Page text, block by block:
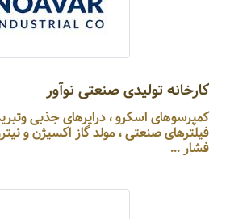
کارخانه تولیدی صنعتی نوآور
کمپرسوهای اسکرو ، درایرهای جذبی
فیلترهای صنعتی ، مولد گاز اکسیژن و
فشار ...